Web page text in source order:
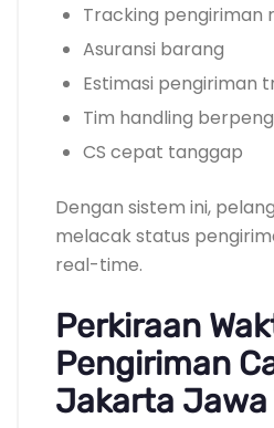
Tracking pengiriman
Asuransi barang
Estimasi pengiriman
Tim handling
CS cepat tanggap
Dengan sistem ini,
melacak status
real-time.
Perkiraan
Pengiriman
Jakarta Jawa